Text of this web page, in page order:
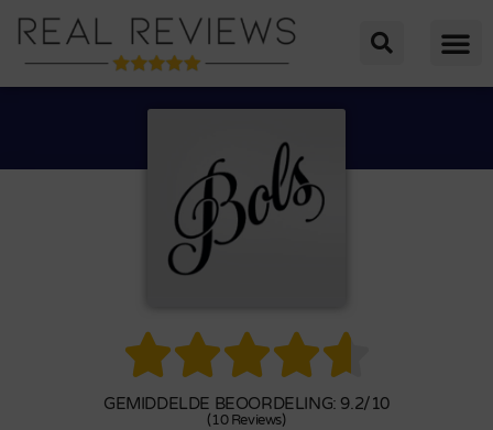

GEMIDDELDE BEOORDELING: 9.2/10
(10 Reviews)